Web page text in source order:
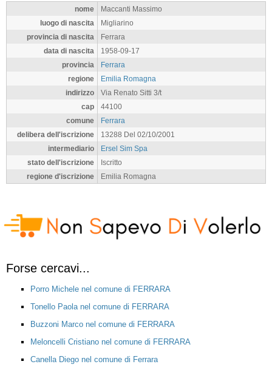
nome
Maccanti Massimo
luogo di nascita
Migliarino
provincia di nascita
Ferrara
data di nascita
1958-09-17
provincia
Ferrara
regione
Emilia Romagna
indirizzo
Via Renato Sitti 3/t
cap
44100
comune
Ferrara
delibera dell'iscrizione
13288 Del 02/10/2001
intermediario
Ersel Sim Spa
stato dell'iscrizione
Iscritto
regione d'iscrizione
Emilia Romagna
Forse cercavi...
Porro Michele nel comune di FERRARA
Tonello Paola nel comune di FERRARA
Buzzoni Marco nel comune di FERRARA
Meloncelli Cristiano nel comune di FERRARA
Canella Diego nel comune di Ferrara